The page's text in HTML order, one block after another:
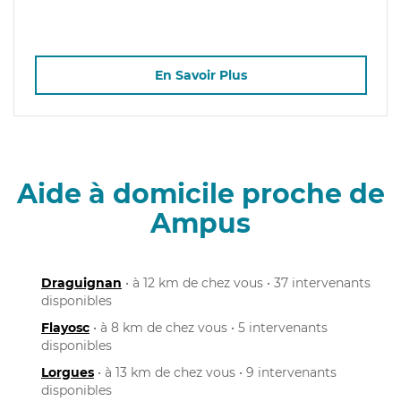
En Savoir Plus
Aide à domicile proche de
Ampus
Draguignan • à 12 km de chez vous • 37 intervenants
disponibles
Flayosc • à 8 km de chez vous • 5 intervenants
disponibles
Lorgues • à 13 km de chez vous • 9 intervenants
disponibles